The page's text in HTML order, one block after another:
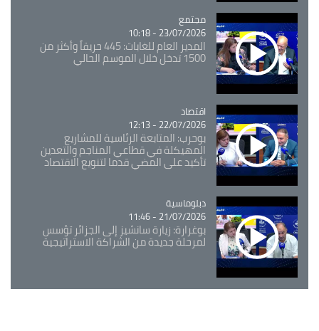
Catégorie
مجتمع
23/07/2026 - 10:18
المدير العام للغابات: 445 حريقاً وأكثر من
1500 تدخل خلال الموسم الحالي
Catégorie
اقتصاد
22/07/2026 - 12:13
بوحرب: المتابعة الرئاسية للمشاريع
المهيكلة في قطاعي المناجم والتعدين
تأكيد على المضي قدما لتنويع الاقتصاد
Catégorie
دبلوماسية
21/07/2026 - 11:46
بوغرارة: زيارة سانشيز إلى الجزائر تؤسس
لمرحلة جديدة من الشراكة الاستراتيجية